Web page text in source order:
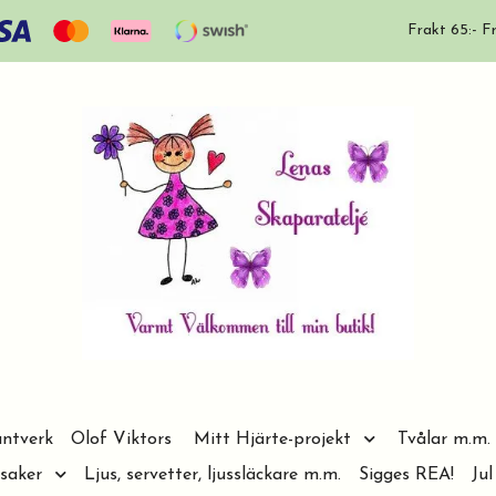
Frakt 65:-
Olof Viktors Mitt Hjärte-projekt
Tvålar m.m.
Ljus, servetter, ljussläckare m.m. Sigges REA! Jul